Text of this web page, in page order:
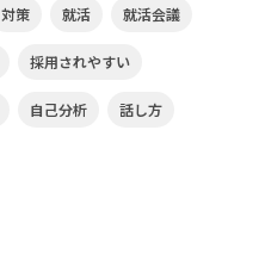
対策 就活 就活会議
採用されやすい
自己分析 話し方